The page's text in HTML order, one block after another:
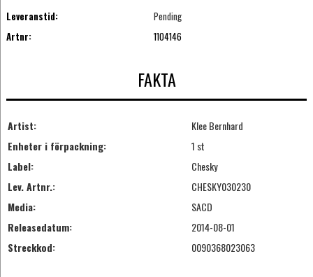
Leveranstid:
Pending
Artnr:
1104146
FAKTA
Artist:
Klee Bernhard
Enheter i förpackning:
1 st
Label:
Chesky
Lev. Artnr.:
CHESKY030230
Media:
SACD
Releasedatum:
2014-08-01
Streckkod:
0090368023063